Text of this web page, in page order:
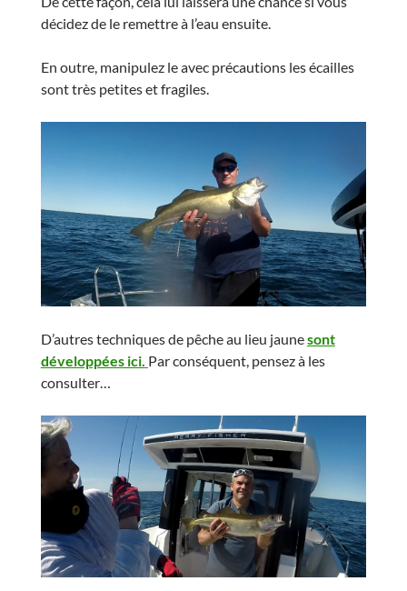
décidez de le remettre à l’eau ensuite.
En outre, manipulez le avec précautions les écailles
sont très petites et fragiles.
D’autres techniques de pêche au lieu jaunesont
développées ici. Par conséquent, pensez à les
consulter…